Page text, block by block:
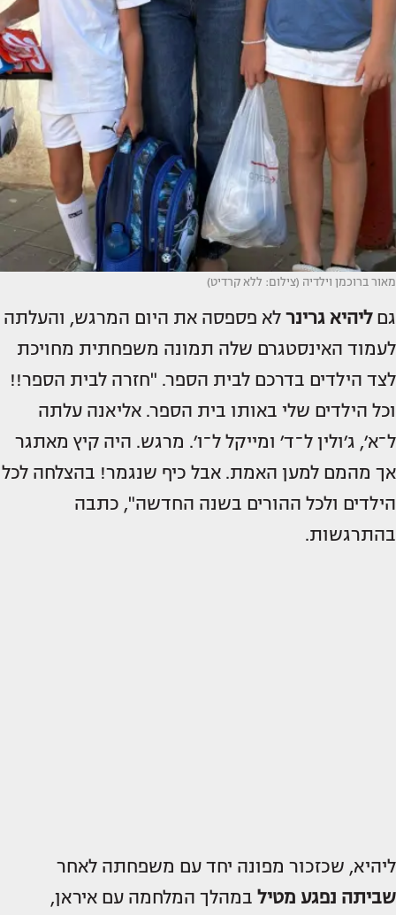
מאור ברוכמן וילדיה (צילום: ללא קרדיט)
גםליהיא גרינר לא פספסה את היום המרגש, והעלתה
לעמוד האינסטגרם שלה תמונה משפחתית מחויכת
לצד הילדים בדרכם לבית הספר. "חזרה לבית הספר!!
וכל הילדים שלי באותו בית הספר. אליאנה עלתה
ל־א׳, ג׳ולין ל־ד׳ ומייקל ל־ו׳. מרגש. היה קיץ מאתגר
אך מהמם למען האמת. אבל כיף שנגמר! בהצלחה לכל
הילדים ולכל ההורים בשנה החדשה", כתבה
בהתרגשות.
ליהיא, שכזכור מפונה יחד עם משפחתה לאחר
שביתה נפגע מטיל במהלך המלחמה עם איראן,